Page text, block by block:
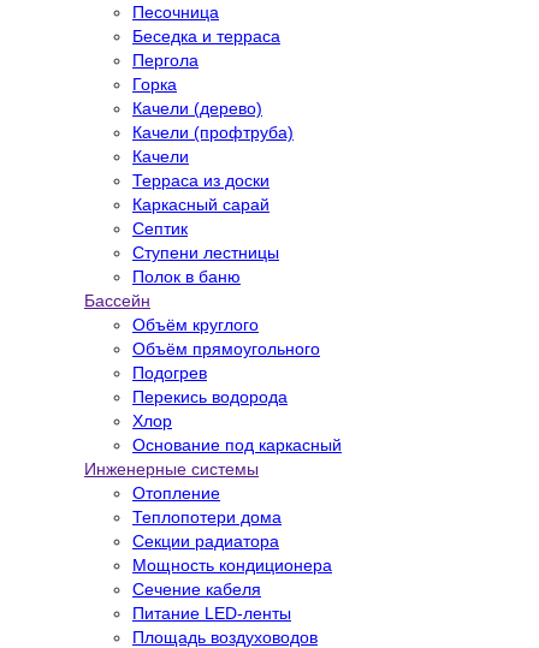
Песочница
Беседка и терраса
Пергола
Горка
Качели (дерево)
Качели (профтруба)
Качели
Терраса из доски
Каркасный сарай
Септик
Ступени лестницы
Полок в баню
Бассейн
Объём круглого
Объём прямоугольного
Подогрев
Перекись водорода
Хлор
Основание под каркасный
Инженерные системы
Отопление
Теплопотери дома
Секции радиатора
Мощность кондиционера
Сечение кабеля
Питание LED-ленты
Площадь воздуховодов